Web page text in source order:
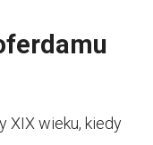
XIX wieku, kiedy